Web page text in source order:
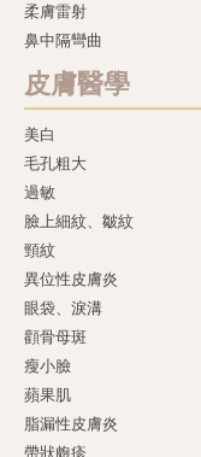
柔膚雷射
鼻中隔彎曲
皮膚醫學
美白
毛孔粗大
過敏
臉上細紋、皺紋
頸紋
異位性皮膚炎
眼袋、淚溝
顴骨母斑
瘦小臉
蘋果肌
脂漏性皮膚炎
帶狀皰疹